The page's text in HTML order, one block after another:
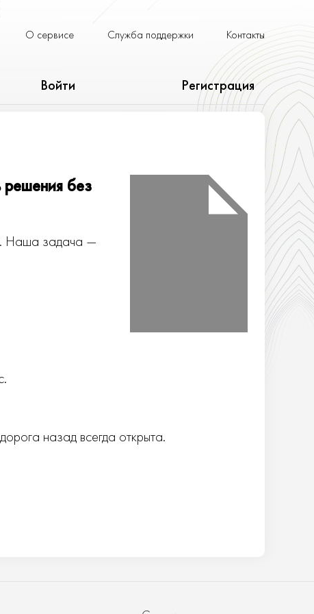
О сервисе Служба поддержки Контакты
Войти Регистрация
решения без
Наша задача —
назад всегда открыта.